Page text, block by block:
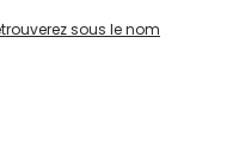
sous le nom